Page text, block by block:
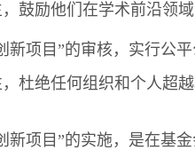
鼓励他们在学术前沿领
新项目”的审核，实行公
杜绝任何组织和个人超
新项目”的实施，是在基